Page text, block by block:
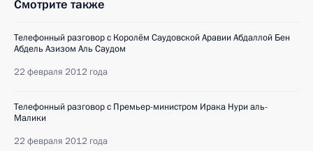
Смотрите также
Телефонный разговор с Королём Саудовской Аравии Абдаллой Бен
Абдель Азизом Аль Саудом
22 февраля 2012 года
Телефонный разговор с Премьер-министром Ирака Нури аль-
Малики
22 февраля 2012 года